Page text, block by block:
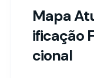
Mapa
Ificação
Cional